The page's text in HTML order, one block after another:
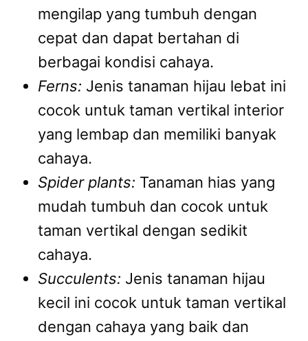
mengilap yang tumbuh dengan
cepat dan dapat bertahan di
berbagai kondisi cahaya.
Ferns: Jenis tanaman hijau lebat ini
cocok untuk taman vertikal interior
yang lembap dan memiliki banyak
cahaya.
Spider plants: Tanaman hias yang
mudah tumbuh dan cocok untuk
taman vertikal dengan sedikit
cahaya.
Succulents: Jenis tanaman hijau
kecil ini cocok untuk taman vertikal
dengan cahaya yang baik dan